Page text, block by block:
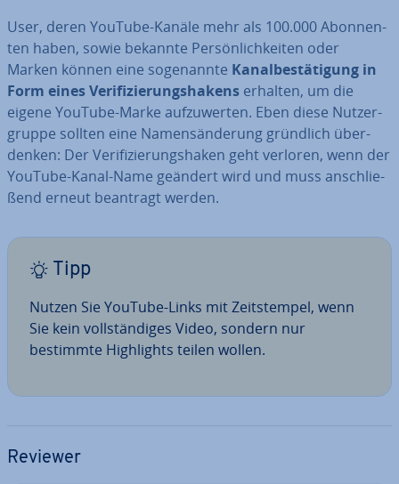
User, deren YouTube-Kanäle mehr als 100.000 Abon­nen­
ten haben, sowie bekannte Per­sön­lich­kei­ten oder
Marken können eine so­ge­nann­te Ka­nal­be­stä­ti­gung in
Form eines Ve­ri­fi­zie­rungs­ha­kens erhalten, um die
eigene YouTube-Marke auf­zu­wer­ten. Eben diese Nut­zer­
grup­pe sollten eine Na­mens­än­de­rung gründlich über­
den­ken: Der Ve­ri­fi­zie­rungs­ha­ken geht verloren, wenn der
YouTube-Kanal-Name geändert wird und muss an­schlie­
ßend erneut beantragt werden.
Tipp
Nutzen Sie YouTube-Links mit Zeit­stem­pel, wenn
Sie kein voll­stän­di­ges Video, sondern nur
bestimmte High­lights teilen wollen.
Reviewer